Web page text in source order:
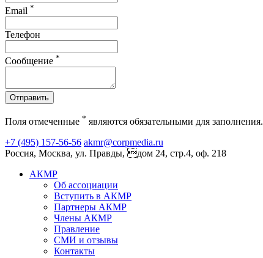
Email *
Телефон
Сообщение *
Отправить
Поля отмеченные * являются обязательными для заполнения.
+7 (495) 157-56-56 akmr@corpmedia.ru
Россия, Москва, ул. Правды, дом 24, стр.4, оф. 218
АКМР
Об ассоциации
Вступить в АКМР
Партнеры АКМР
Члены АКМР
Правление
СМИ и отзывы
Контакты